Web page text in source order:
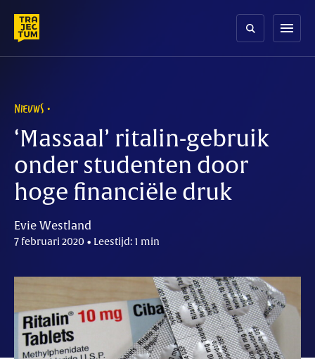
content
menu
NIEUWS
‘Massaal’ ritalin-gebruik
onder studenten door
hoge financiële druk
Evie Westland
7 februari 2020 • Leestijd: 1 min